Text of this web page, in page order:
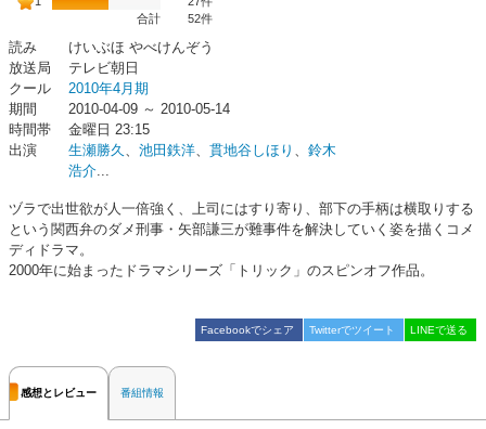
合計
52件
読み
けいぶほ やべけんぞう
放送局
テレビ朝日
クール
2010年4月期
期間
2010-04-09 ～ 2010-05-14
時間帯
金曜日 23:15
出演
生瀬勝久 、 池田鉄洋、 貫地谷しほり 、 鈴木
浩介...
ヅラで出世欲が人一倍強く、上司にはすり寄り、部下の手柄は横取りする
という関西弁のダメ刑事・矢部謙三が難事件を解決していく姿を描くコメ
ディドラマ。
2000年に始まったドラマシリーズ「トリック」のスピンオフ作品。
Facebookでシェア Twitterでツイート LINEで送る
感想とレビュー 番組情報